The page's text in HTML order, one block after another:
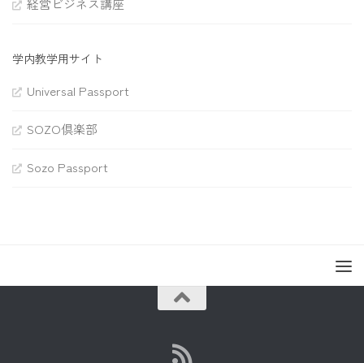
経営ビジネス講座
学内教学用サイト
Universal Passport
SOZO倶楽部
Sozo Passport